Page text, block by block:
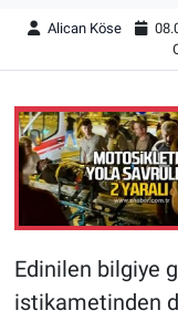
Alican Köse
Edinilen bilgiye
istikametinden